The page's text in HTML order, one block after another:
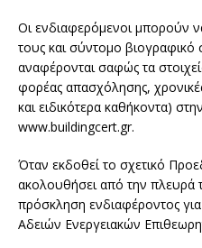
Οι ενδιαφερόμενοι μπορούν
τους και σύντομο
αναφέρονται σαφώς τα
φορέας απασχόλησης,
και ειδικότερα καθήκοντα)
www.buildingcert.gr.
Όταν εκδοθεί το σχετικό
ακολουθήσει από την
πρόσκληση ενδιαφέροντος
Αδειών Ενεργειακών